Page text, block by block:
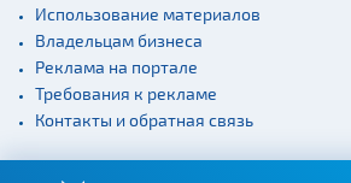
Использование материалов
Владельцам бизнеса
Реклама на портале
Требования к рекламе
Контакты и обратная связь